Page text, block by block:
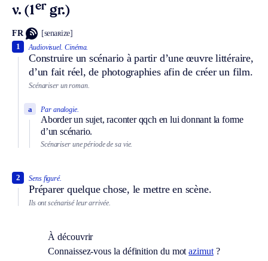
v. (1er gr.)
FR [senaʀize]
Audiovisuel. Cinéma.
Construire un scénario à partir d’une œuvre littéraire,
d’un fait réel, de photographies afin de créer un film.
1
Scénariser un roman.
Par analogie.
Aborder un sujet, raconter qqch en lui donnant la forme
d’un scénario.
a
Scénariser une période de sa vie.
Sens figuré.
Préparer quelque chose, le mettre en scène.
2
Ils ont scénarisé leur arrivée.
À découvrir
Connaissez-vous la définition du motazimut?